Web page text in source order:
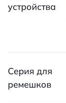
устройства
Серия для
ремешков